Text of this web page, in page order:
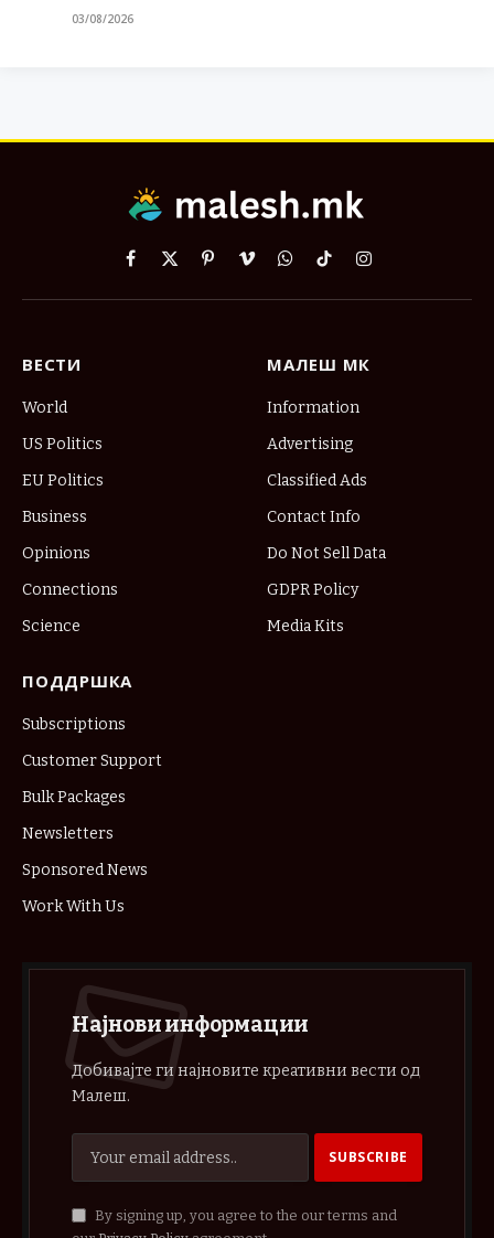
03/08/2026
Facebook
X
PinterestVimeoWhatsApp
TikTokInstagram
ВЕСТИ
World
US Politics
EU Politics
Business
Opinions
Connections
Science
МАЛЕШ МК
Information
Advertising
Classified Ads
Contact Info
Do Not Sell Data
GDPR Policy
Media Kits
ПОДДРШКА
Subscriptions
Customer Support
Bulk Packages
Newsletters
Sponsored News
Work With Us
Најнови информации
Добивајте ги најновите креативни вести од
Малеш.
By signing up, you agree to the our terms and